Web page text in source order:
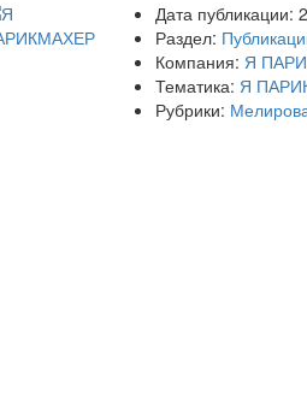
Дата публикации:
Раздел:
Компания: Я
Тематика: Я
Рубрики: